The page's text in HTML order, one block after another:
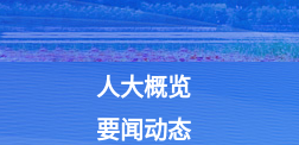
人大概览
要闻动态